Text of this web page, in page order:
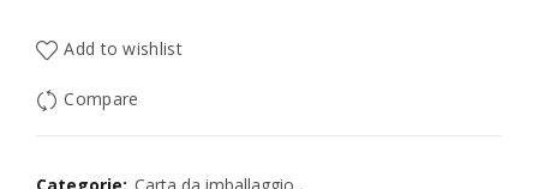
Add to wishlist
Compare